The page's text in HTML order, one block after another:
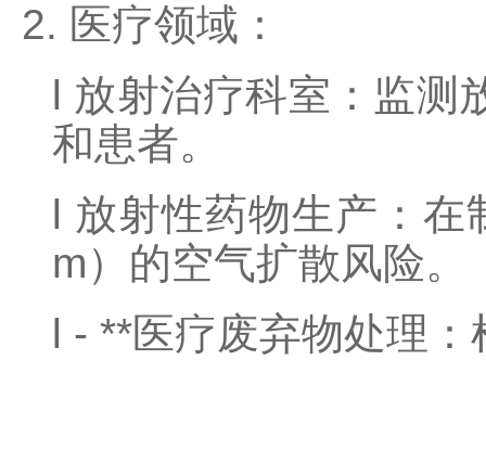
2. 医疗领域 ：
l 放射治疗科室：监测
和患者。
l 放射性药物生产：在
m）的空气扩散风险。
l - **医疗废弃物处理